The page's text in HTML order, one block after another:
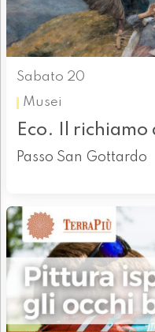
Sabato 20
Musei
Eco. Il
Passo San Gottardo